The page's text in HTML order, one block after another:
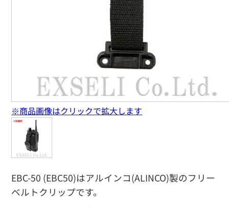
EBC-50 (EBC50)はアルインコ(ALINCO)製のフリー
ベルトクリップです。
※商品画像はクリックで拡大します